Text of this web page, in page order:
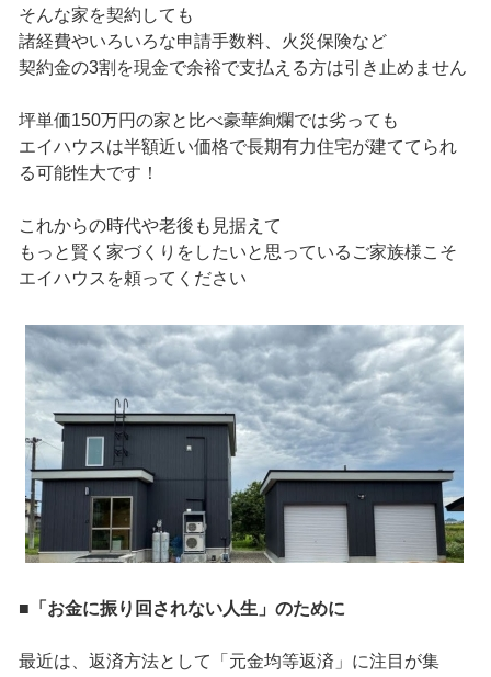
そんな家を契約しても
諸経費やいろいろな申請手数料、火災保険など
契約金の3割を現金で余裕で支払える方は引き止めません
坪単価150万円の家と比べ豪華絢爛では劣っても
エイハウスは半額近い価格で長期有力住宅が建ててられ
る可能性大です！
これからの時代や老後も見据えて
もっと賢く家づくりをしたいと思っているご家族様こそ
エイハウスを頼ってください
■「お金に振り回されない人生」のために
最近は、返済方法として「元金均等返済」に注目が集